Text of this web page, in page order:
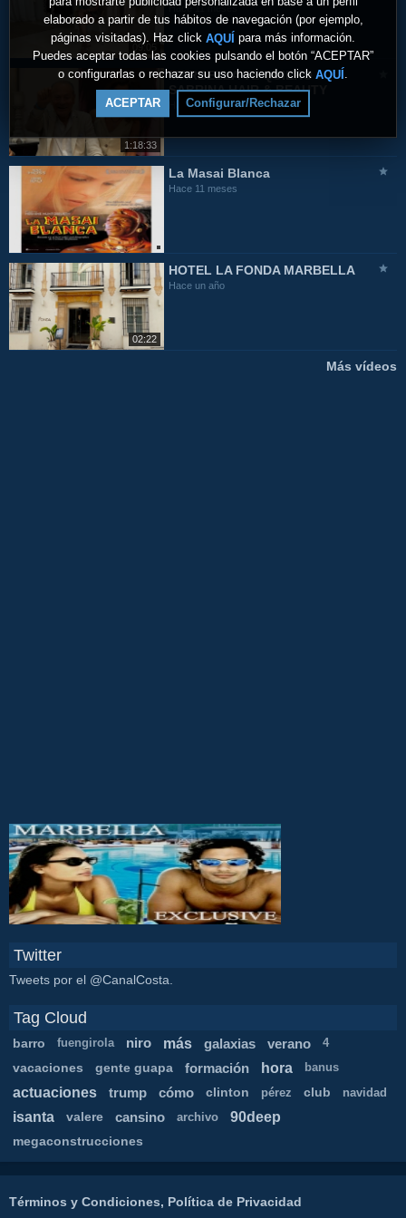
elaborado a partir de tus hábitos de navegación (por ejemplo,
páginas visitadas). Haz click AQUÍ para más información.
Puedes aceptar todas las cookies pulsando el botón “ACEPTAR”
o configurarlas o rechazar su uso haciendo click AQUÍ .
ACEPTAR Configurar/Rechazar
09:05
Hace 11 meses
1:18:33
MARBELLA TE QUIERO -
SABRINA HAIR & BEAUTY
Hace 11 meses
La Masai Blanca
Hace 11 meses
02:22
HOTEL LA FONDA MARBELLA
Hace un año
Más vídeos
Twitter
Tweets por el @CanalCosta.
Tag Cloud
barro fuengirola niro más galaxias verano 4
vacaciones gente guapa formación hora banus
actuaciones trump cómo clinton pérez club navidad
isanta valere cansino archivo 90deep
megaconstrucciones
Términos y Condiciones, Política de Privacidad